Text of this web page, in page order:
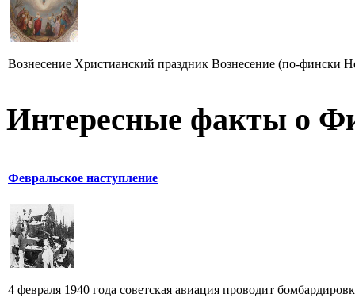
Вознесение Христианский праздник Вознесение (по-фински
Интересные факты о
Февральское наступление
4 февраля 1940 года советская авиация проводит